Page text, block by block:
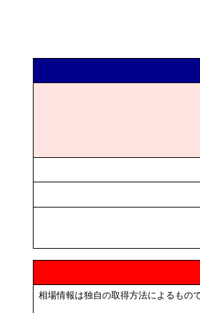
相場情報は独自の取得方法によるもの